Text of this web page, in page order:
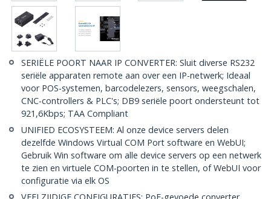
SERIËLE POORT NAAR IP CONVERTER: Sluit diverse RS232
seriële apparaten remote aan over een IP-netwerk; Ideaal
voor POS-systemen, barcodelezers, sensors, weegschalen,
CNC-controllers & PLC's; DB9 seriële poort ondersteunt tot
921,6Kbps; TAA Compliant
UNIFIED ECOSYSTEEM: Al onze device servers delen
dezelfde Windows Virtual COM Port software en WebUI;
Gebruik Win software om alle device servers op een netwerk
te zien en virtuele COM-poorten in te stellen, of WebUI voor
configuratie via elk OS